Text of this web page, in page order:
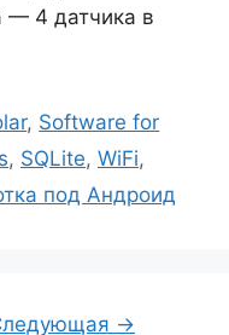
— 4 датчика в
, Software for
, SQLite, WiFi,
под Андроид
→